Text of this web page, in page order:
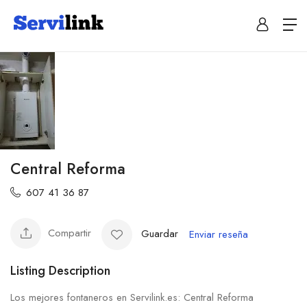
Central Reforma
607 41 36 87
Compartir Guardar Enviar reseña
Listing Description
Los mejores fontaneros en Servilink.es: Central Reforma